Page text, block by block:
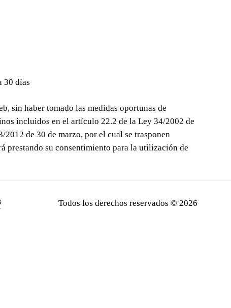
30 días
sin haber tomado las medidas oportunas de
incluidos en el artículo 22.2 de la Ley 34/2002 de
de 30 de marzo, por el cual se trasponen
prestando su consentimiento para la utilización de
Todos los derechos reservados © 2026